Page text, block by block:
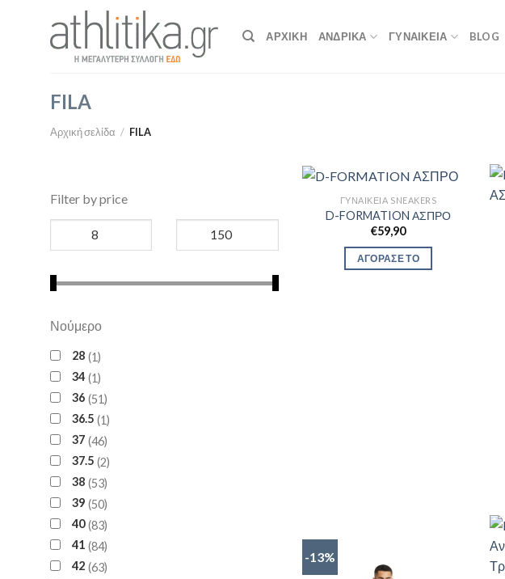
ΑΡΧΙΚΉ ΑΝΔΡΙΚΑ ΓΥΝΑΙΚΕΙΑ BLOG
FILA
Αρχική σελίδα / FILA
Filter by price
Νούμερο
28 1
34 1
36 51
36.5 1
37 46
37.5 2
38 53
39 50
40 83
41 84
42 63
ΓΥΝΑΙΚΕΊΑ SNEAKERS
D-FORMATION ΑΣΠΡΟ
€59,90
ΑΓΟΡΑΣΕ ΤΟ
-13%